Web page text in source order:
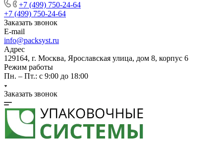
+7 (499) 750-24-64
+7 (499) 750-24-64
Заказать звонок
E-mail
info@packsyst.ru
Адрес
129164, г. Москва, Ярославская улица, дом 8, корпус 6
Режим работы
Пн. – Пт.: с 9:00 до 18:00
Заказать звонок